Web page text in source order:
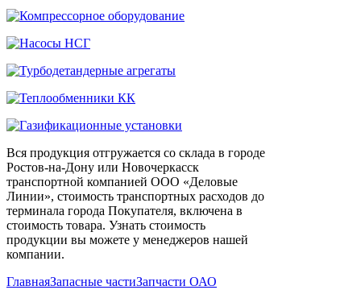
Вся продукция отгружается со склада в городе
Ростов-на-Дону или Новочеркасск
транспортной компанией ООО «Деловые
Линии», стоимость транспортных расходов до
терминала города Покупателя, включена в
стоимость товара. Узнать стоимость
продукции вы можете у менеджеров нашей
компании.
ГлавнаяЗапасные частиЗапчасти ОАО